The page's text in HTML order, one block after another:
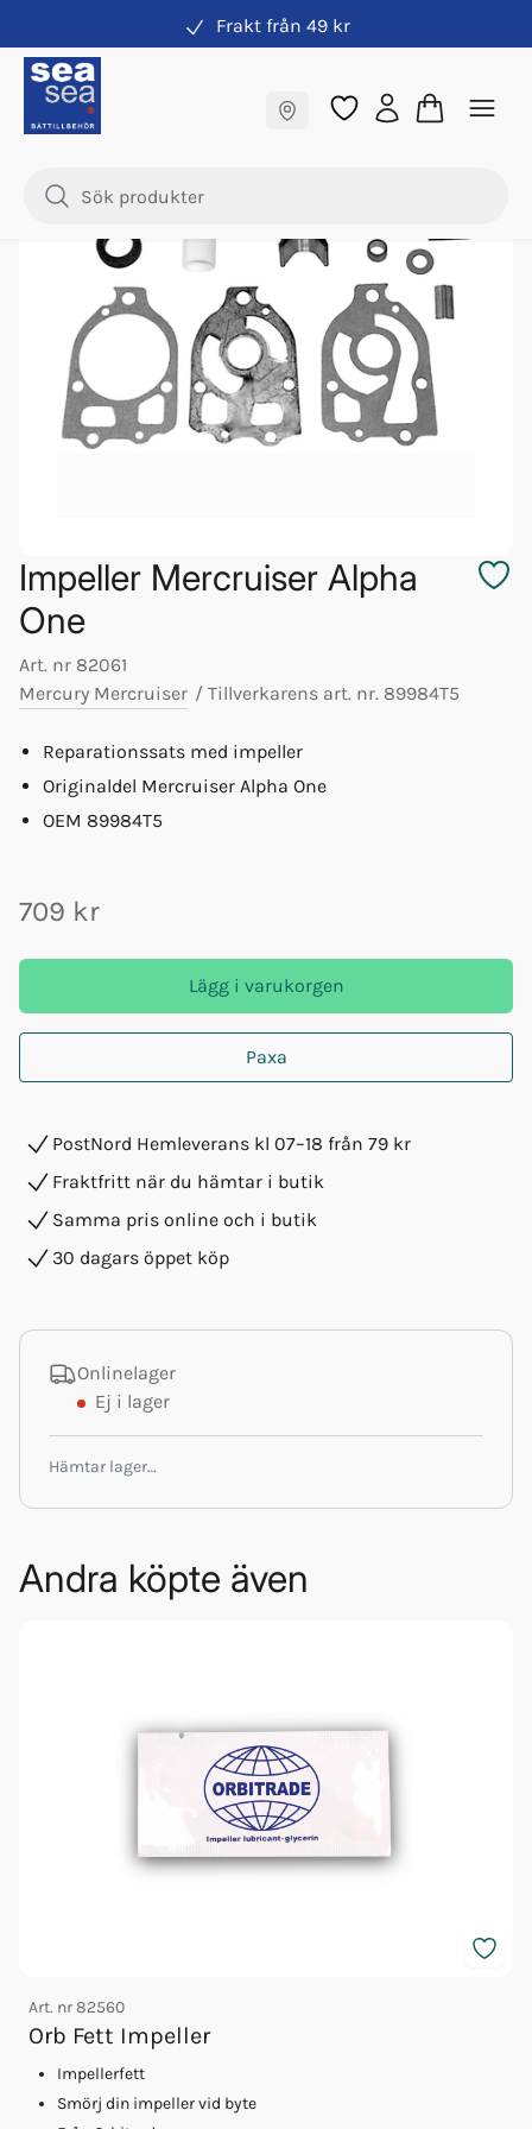
Frakt från 49 kr
Samma pris online & i butik
Impeller & vattenpump
Impeller Mercruiser Alpha
One
Art. nr 82061
Mercury Mercruiser / Tillverkarens art. nr. 89984T5
Reparationssats med impeller
Originaldel Mercruiser Alpha One
OEM 89984T5
709 kr
Lägg i varukorgen
Paxa
PostNord Hemleverans kl 07–18 från 79 kr
Fraktfritt när du hämtar i butik
Samma pris online och i butik
30 dagars öppet köp
Onlinelager
Ej i lager
Hämtar lager…
Andra köpte även
Art. nr82560
Orb Fett Impeller
Impellerfett
Smörj din impeller vid byte